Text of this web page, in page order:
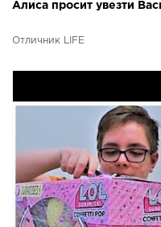
Алиса просит увезти
Отличник LIFE